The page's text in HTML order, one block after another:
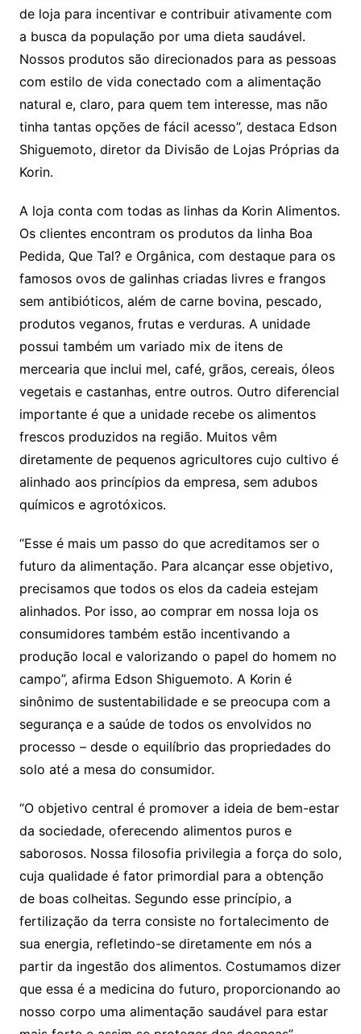
de loja para incentivar e contribuir ativamente com
a busca da população por uma dieta saudável.
Nossos produtos são direcionados para as pessoas
com estilo de vida conectado com a alimentação
natural e, claro, para quem tem interesse, mas não
tinha tantas opções de fácil acesso”, destaca Edson
Shiguemoto, diretor da Divisão de Lojas Próprias da
Korin.
A loja conta com todas as linhas da Korin Alimentos.
Os clientes encontram os produtos da linha Boa
Pedida, Que Tal? e Orgânica, com destaque para os
famosos ovos de galinhas criadas livres e frangos
sem antibióticos, além de carne bovina, pescado,
produtos veganos, frutas e verduras. A unidade
possui também um variado mix de itens de
mercearia que inclui mel, café, grãos, cereais, óleos
vegetais e castanhas, entre outros. Outro diferencial
importante é que a unidade recebe os alimentos
frescos produzidos na região. Muitos vêm
diretamente de pequenos agricultores cujo cultivo é
alinhado aos princípios da empresa, sem adubos
químicos e agrotóxicos.
“Esse é mais um passo do que acreditamos ser o
futuro da alimentação. Para alcançar esse objetivo,
precisamos que todos os elos da cadeia estejam
alinhados. Por isso, ao comprar em nossa loja os
consumidores também estão incentivando a
produção local e valorizando o papel do homem no
campo”, afirma Edson Shiguemoto. A Korin é
sinônimo de sustentabilidade e se preocupa com a
segurança e a saúde de todos os envolvidos no
processo – desde o equilíbrio das propriedades do
solo até a mesa do consumidor.
“O objetivo central é promover a ideia de bem-estar
da sociedade, oferecendo alimentos puros e
saborosos. Nossa filosofia privilegia a força do solo,
cuja qualidade é fator primordial para a obtenção
de boas colheitas. Segundo esse princípio, a
fertilização da terra consiste no fortalecimento de
sua energia, refletindo-se diretamente em nós a
partir da ingestão dos alimentos. Costumamos dizer
que essa é a medicina do futuro, proporcionando ao
nosso corpo uma alimentação saudável para estar